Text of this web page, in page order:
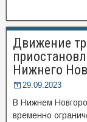
Движение
Нижнего
29.09.2023
В Нижнем
временно